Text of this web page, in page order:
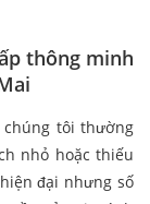
thông minh
chúng tôi thường
nhỏ hoặc thiếu
đại nhưng số